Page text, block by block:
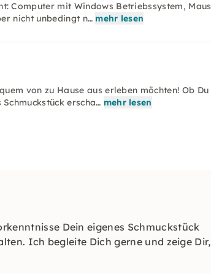
Computer mit Windows Betriebssystem, Maus
nicht unbedingt n… mehr lesen
von zu Hause aus erleben möchten! Ob Du
erscha… mehr lesen
Dein eigenes Schmuckstück
Ich begleite Dich gerne und zeige Dir,